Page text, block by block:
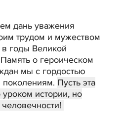
дань уважения
трудом и мужеством
годы Великой
о героическом
мы с гордостью
Пусть эта
уроком истории, но